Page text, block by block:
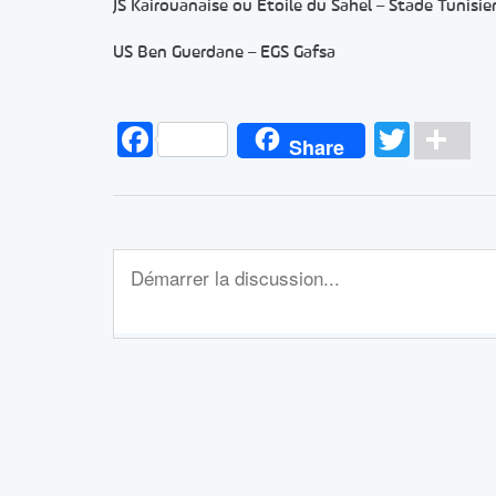
JS Kairouanaise ou Etoile du Sahel – Stade
US Ben Guerdane – EGS Gafsa
FacebookShare Twitter